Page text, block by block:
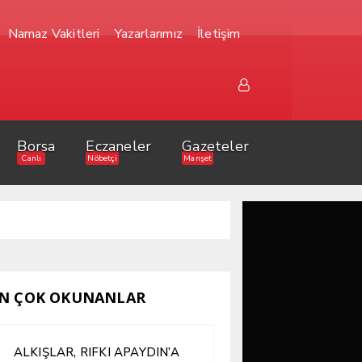
Namaz Vakitleri Yazarlarımız İletişim
Borsa
Canlı
Eczaneler
Nöbetçi
Gazeteler
Manşet
ÇOK OKUNANLAR
ALKIŞLAR, RIFKI APAYDIN’A